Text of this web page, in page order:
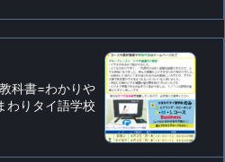
科書=わかりや
わりタイ語学校